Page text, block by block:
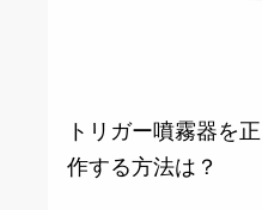
トリガー噴霧器を
作する方法は？